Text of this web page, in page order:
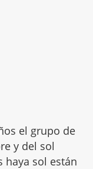
el grupo de
y del sol
haya sol están